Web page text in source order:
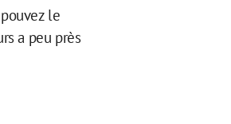
le
a peu près